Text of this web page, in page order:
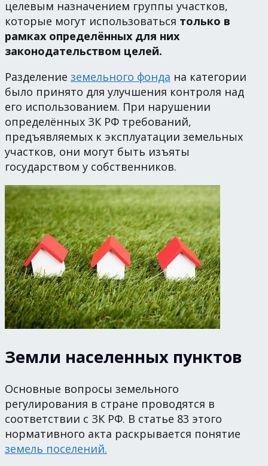
целевым назначением группы участков,
которые могут использоваться только в
рамках определённых для них
законодательством целей.
Разделение земельного фонда на категории
было принято для улучшения контроля над
его использованием. При нарушении
определённых ЗК РФ требований,
предъявляемых к эксплуатации земельных
участков, они могут быть изъяты
государством у собственников.
Земли населенных пунктов
Основные вопросы земельного
регулирования в стране проводятся в
соответствии с ЗК РФ. В статье 83 этого
нормативного акта раскрывается понятие
земель поселений.